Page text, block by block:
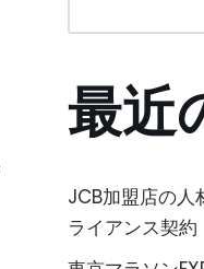
最近
JCB加盟店の人
ライアンス契約